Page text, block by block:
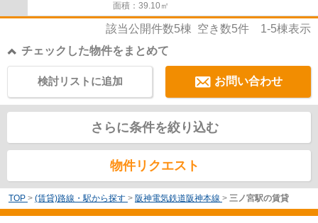
面積：39.10㎡
該当公開件数5棟 空き数5件 1-5棟表示
チェックした物件をまとめて
お問い合わせ
検討リストに追加
さらに条件を絞り込む
物件リクエスト
TOP > (賃貸)路線・駅から探す > 阪神電気鉄道阪神本線 > 三ノ宮駅の賃貸